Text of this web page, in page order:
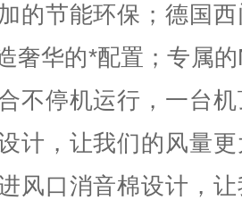
的节能环保；德国
奢华的*配置；专属
不停机运行，一台
计，让我们的风量
风口消音棉设计，